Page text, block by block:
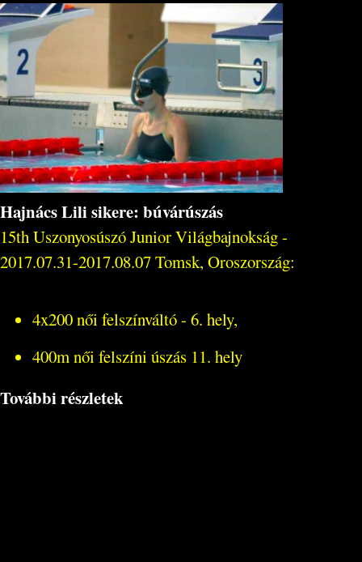
Hajnács Lili sikere: búvárúszás
15th Uszonyosúszó Junior Világbajnokság -
2017.07.31-2017.08.07 Tomsk, Oroszország:
4x200 női felszínváltó - 6. hely,
400m női felszíni úszás 11. hely
További részletek